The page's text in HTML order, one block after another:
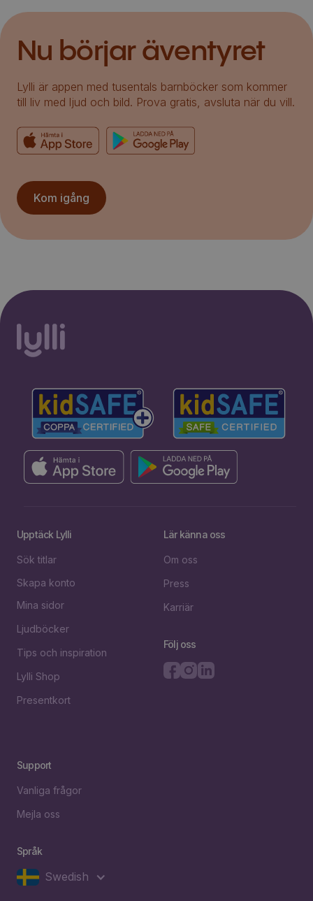
Nu börjar äventyret
Lylli är appen med tusentals barnböcker som kommer
till liv med ljud och bild. Prova gratis, avsluta när du vill.
Kom igång
Upptäck Lylli
Sök titlar
Skapa konto
Mina sidor
Ljudböcker
Tips och inspiration
Lylli Shop
Presentkort
Lär känna oss
Om oss
Press
Karriär
Följ oss
Support
Vanliga frågor
Mejla oss
Språk
Swedish